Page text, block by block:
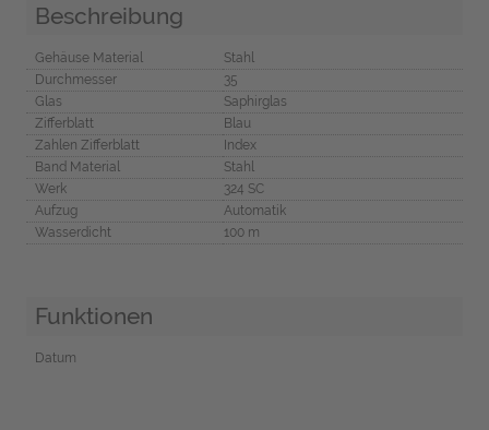
Beschreibung
Gehäuse Material
Stahl
Durchmesser
35
Glas
Saphirglas
Zifferblatt
Blau
Zahlen Zifferblatt
Index
Band Material
Stahl
Werk
324 SC
Aufzug
Automatik
Wasserdicht
100 m
Funktionen
Datum